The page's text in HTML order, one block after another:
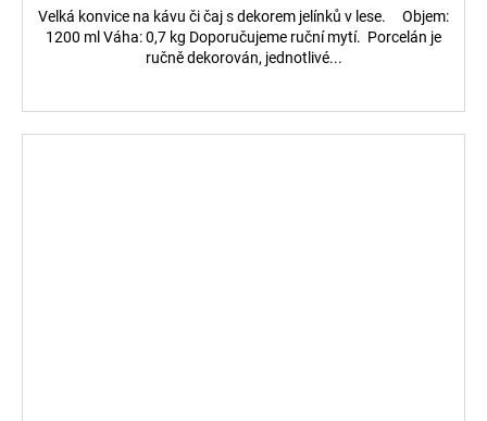
Velká konvice na kávu či čaj s dekorem jelínků v lese. Objem:
1200 ml Váha: 0,7 kg Doporučujeme ruční mytí. Porcelán je
ručně dekorován, jednotlivé...